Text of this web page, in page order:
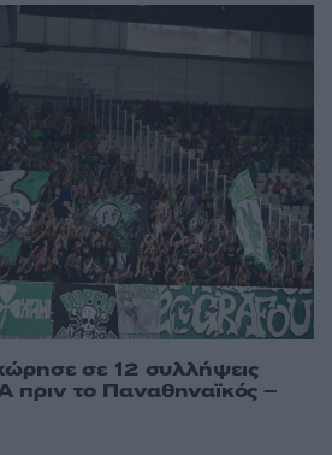
σε 12 συλλήψεις
το Παναθηναϊκός –